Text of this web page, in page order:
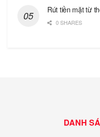
Rút tiền mặt từ
0 SHARES
DANH